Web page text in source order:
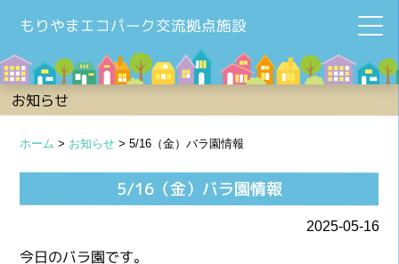
もりやまエコパーク交流拠点施設
お知らせ
ホーム > お知らせ >5/16（金）バラ園情報
5/16（金）バラ園情報
2025-05-16
今日のバラ園です。